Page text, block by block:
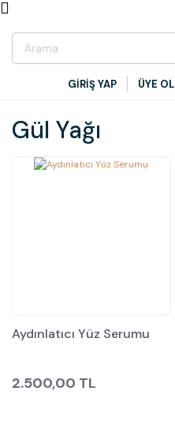
GİRİŞ YAP ÜYE OL
Gül Yağı
Aydınlatıcı Yüz Serumu
2.500,00 TL